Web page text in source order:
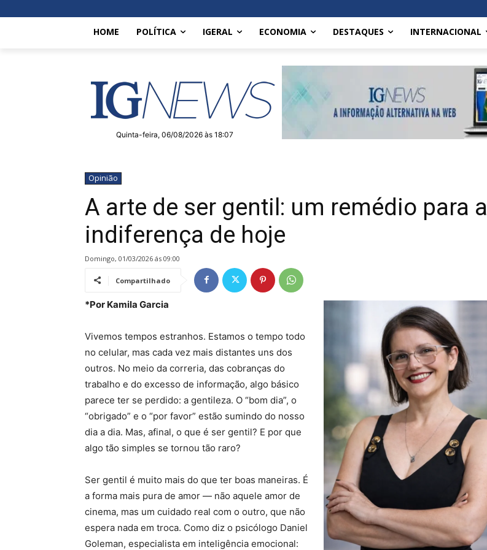
HOME POLÍTICA IGERAL ECONOMIA DESTAQUES INTERNACIONAL
Quinta-feira, 06/08/2026 às 18:07
Opinião
A arte de ser gentil: um remédio para a
indiferença de hoje
domingo, 01/03/2026 ás 09:00
Compartilhado
*Por Kamila Garcia
Vivemos tempos estranhos. Estamos o tempo todo
no celular, mas cada vez mais distantes uns dos
outros. No meio da correria, das cobranças do
trabalho e do excesso de informação, algo básico
parece ter se perdido: a gentileza. O “bom dia”, o
“obrigado” e o “por favor” estão sumindo do nosso
dia a dia. Mas, afinal, o que é ser gentil? E por que
algo tão simples se tornou tão raro?
Ser gentil é muito mais do que ter boas maneiras. É
a forma mais pura de amor — não aquele amor de
cinema, mas um cuidado real com o outro, que não
espera nada em troca. Como diz o psicólogo Daniel
Goleman, especialista em inteligência emocional: